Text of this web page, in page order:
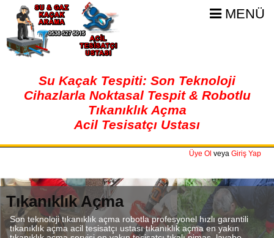
MENÜ
Su Kaçak Tespiti: Son Teknoloji
Cihazlarla Noktasal Tespit & Robotlu
Tıkanıklık Açma
Acil Tesisatçı Ustası
Üye Ol veya Giriş Yap
Tıkanıklık Açma
Son teknoloji tıkanıklık açma robotla profesyonel hızlı garantili
tıkanıklık açma acil tesisatçı ustası tıkanıklık açma en yakın